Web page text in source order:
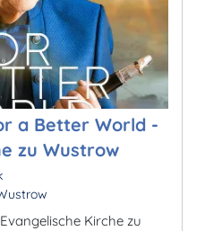
a Better World -
zu Wustrow
Kirche zu